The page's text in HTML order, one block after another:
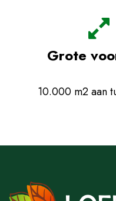
Grote
10.000 m2 aan